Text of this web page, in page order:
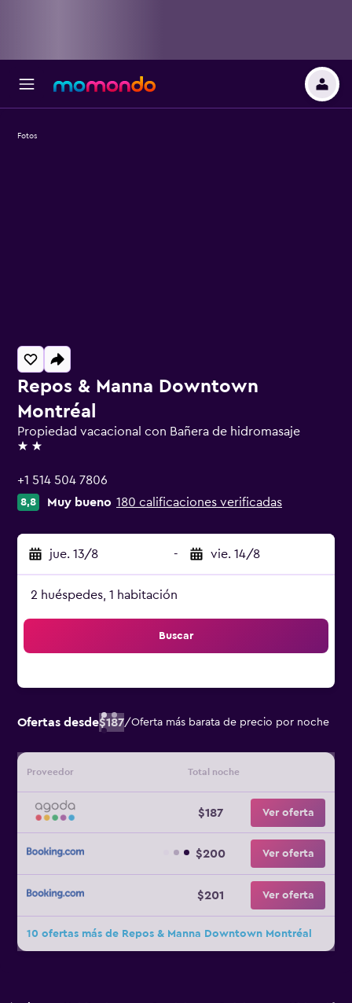
Repos & Manna Downtown
Montréal
Propiedad vacacional con Bañera de hidromasaje
2 estrellas
+1 514 504 7806
8,8 Muy bueno 180 calificaciones verificadas
jue. 13/8 - vie. 14/8
2 huéspedes, 1 habitación
Buscar
Ofertas desde$187/Oferta más barata de precio por noche
Proveedor Total noche
$187 Ver oferta
$200 Ver oferta
$201 Ver oferta
10 ofertas más de Repos & Manna Downtown Montréal
Fotos